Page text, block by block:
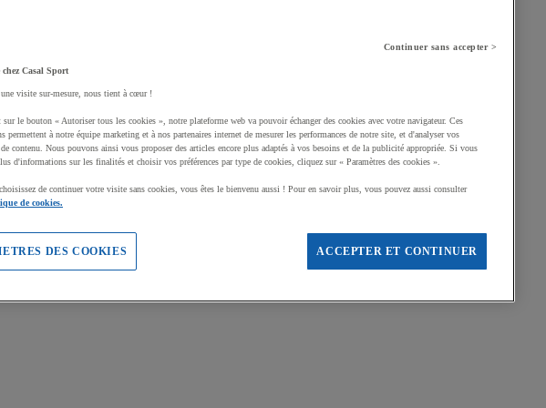
Continuer sans accepter >
chez Casal Sport
visite sur-mesure, nous tient à cœur !
le bouton « Autoriser tous les cookies », notre plateforme web va pouvoir échanger des cookies avec votre navigateur. Ces
permettent à notre équipe marketing et à nos partenaires internet de mesurer les performances de notre site, et d'analyser vos
de contenu. Nous pouvons ainsi vous proposer des articles encore plus adaptés à vos besoins et de la publicité appropriée. Si vous
d'informations sur les finalités et choisir vos préférences par type de cookies, cliquez sur « Paramètres des cookies ».
de continuer votre visite sans cookies, vous êtes le bienvenu aussi ! Pour en savoir plus, vous pouvez aussi consulter
de cookies.
ACCEPTER ET CONTINUER
DES COOKIES